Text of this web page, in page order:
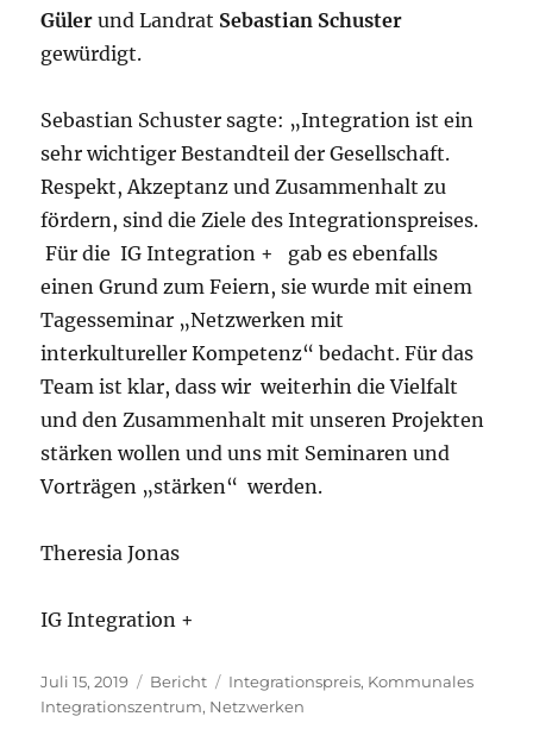
Güler und Landrat Sebastian Schuster
gewürdigt.
Sebastian Schuster sagte: „Integration ist ein
sehr wichtiger Bestandteil der Gesellschaft.
Respekt, Akzeptanz und Zusammenhalt zu
fördern, sind die Ziele des Integrationspreises.
Für die IG Integration + gab es ebenfalls
einen Grund zum Feiern, sie wurde mit einem
Tagesseminar „Netzwerken mit
interkultureller Kompetenz“ bedacht. Für das
Team ist klar, dass wir weiterhin die Vielfalt
und den Zusammenhalt mit unseren Projekten
stärken wollen und uns mit Seminaren und
Vorträgen „stärken“ werden.
Theresia Jonas
IG Integration +
Veröffentlicht
am
Juli 15, 2019 Kategorien
Bericht Schlagwörter
Integrationspreis, Kommunales
Integrationszentrum, Netzwerken